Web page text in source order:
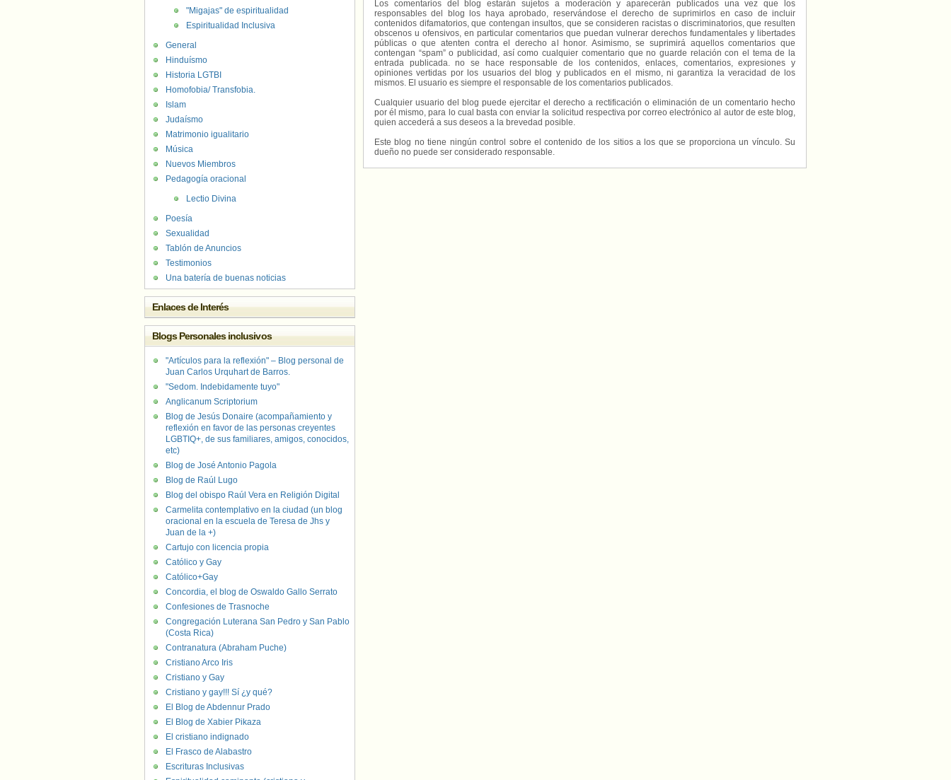
Los comentarios del blog estarán sujetos a moderación y aparecerán publicados una vez que los
responsables del blog los haya aprobado, reservándose el derecho de suprimirlos en caso de incluir
contenidos difamatorios, que contengan insultos, que se consideren racistas o discriminatorios, que resulten
obscenos u ofensivos, en particular comentarios que puedan vulnerar derechos fundamentales y libertades
públicas o que atenten contra el derecho al honor. Asimismo, se suprimirá aquellos comentarios que
contengan “spam” o publicidad, así como cualquier comentario que no guarde relación con el tema de la
entrada publicada. no se hace responsable de los contenidos, enlaces, comentarios, expresiones y
opiniones vertidas por los usuarios del blog y publicados en el mismo, ni garantiza la veracidad de los
mismos. El usuario es siempre el responsable de los comentarios publicados.
Cualquier usuario del blog puede ejercitar el derecho a rectificación o eliminación de un comentario hecho
por él mismo, para lo cual basta con enviar la solicitud respectiva por correo electrónico al autor de este blog,
quien accederá a sus deseos a la brevedad posible.
Este blog no tiene ningún control sobre el contenido de los sitios a los que se proporciona un vínculo. Su
dueño no puede ser considerado responsable.
"Migajas" de espiritualidad
Espiritualidad Inclusiva
General
Hinduísmo
Historia LGTBI
Homofobia/ Transfobia.
Islam
Judaísmo
Matrimonio igualitario
Música
Nuevos Miembros
Pedagogía oracional
Lectio Divina
Poesía
Sexualidad
Tablón de Anuncios
Testimonios
Una batería de buenas noticias
Enlaces de Interés
Blogs Personales inclusivos
"Artículos para la reflexión" – Blog personal de
Juan Carlos Urquhart de Barros.
"Sedom. Indebidamente tuyo"
Anglicanum Scriptorium
Blog de Jesús Donaire (acompañamiento y
reflexión en favor de las personas creyentes
LGBTIQ+, de sus familiares, amigos, conocidos,
etc)
Blog de José Antonio Pagola
Blog de Raúl Lugo
Blog del obispo Raúl Vera en Religión Digital
Carmelita contemplativo en la ciudad (un blog
oracional en la escuela de Teresa de Jhs y
Juan de la +)
Cartujo con licencia propia
Católico y Gay
Católico+Gay
Concordia, el blog de Oswaldo Gallo Serrato
Confesiones de Trasnoche
Congregación Luterana San Pedro y San Pablo
(Costa Rica)
Contranatura (Abraham Puche)
Cristiano Arco Iris
Cristiano y Gay
Cristiano y gay!!! Sí ¿y qué?
El Blog de Abdennur Prado
El Blog de Xabier Pikaza
El cristiano indignado
El Frasco de Alabastro
Escrituras Inclusivas